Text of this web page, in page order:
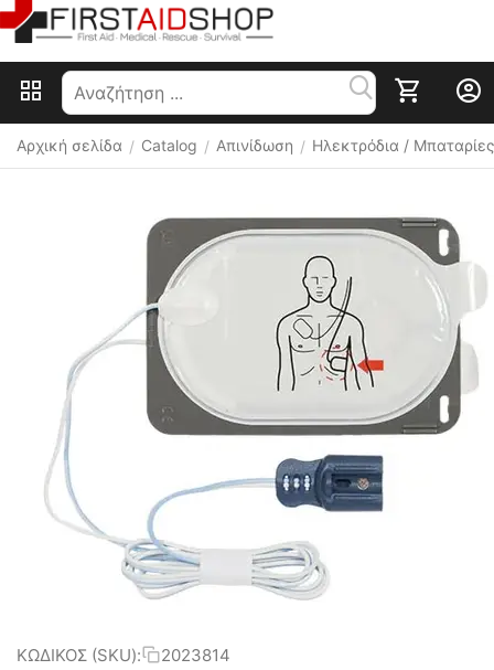
Αρχική σελίδα / Catalog / Απινίδωση / Ηλεκτρόδια / Μπαταρίες
ΚΩΔΙΚΟΣ (SKU): 2023814